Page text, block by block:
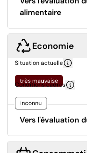
alimentaire
Economie
Situation actuelle
très mauvaise
Conditions cadres
inconnu
Vers l'évaluation